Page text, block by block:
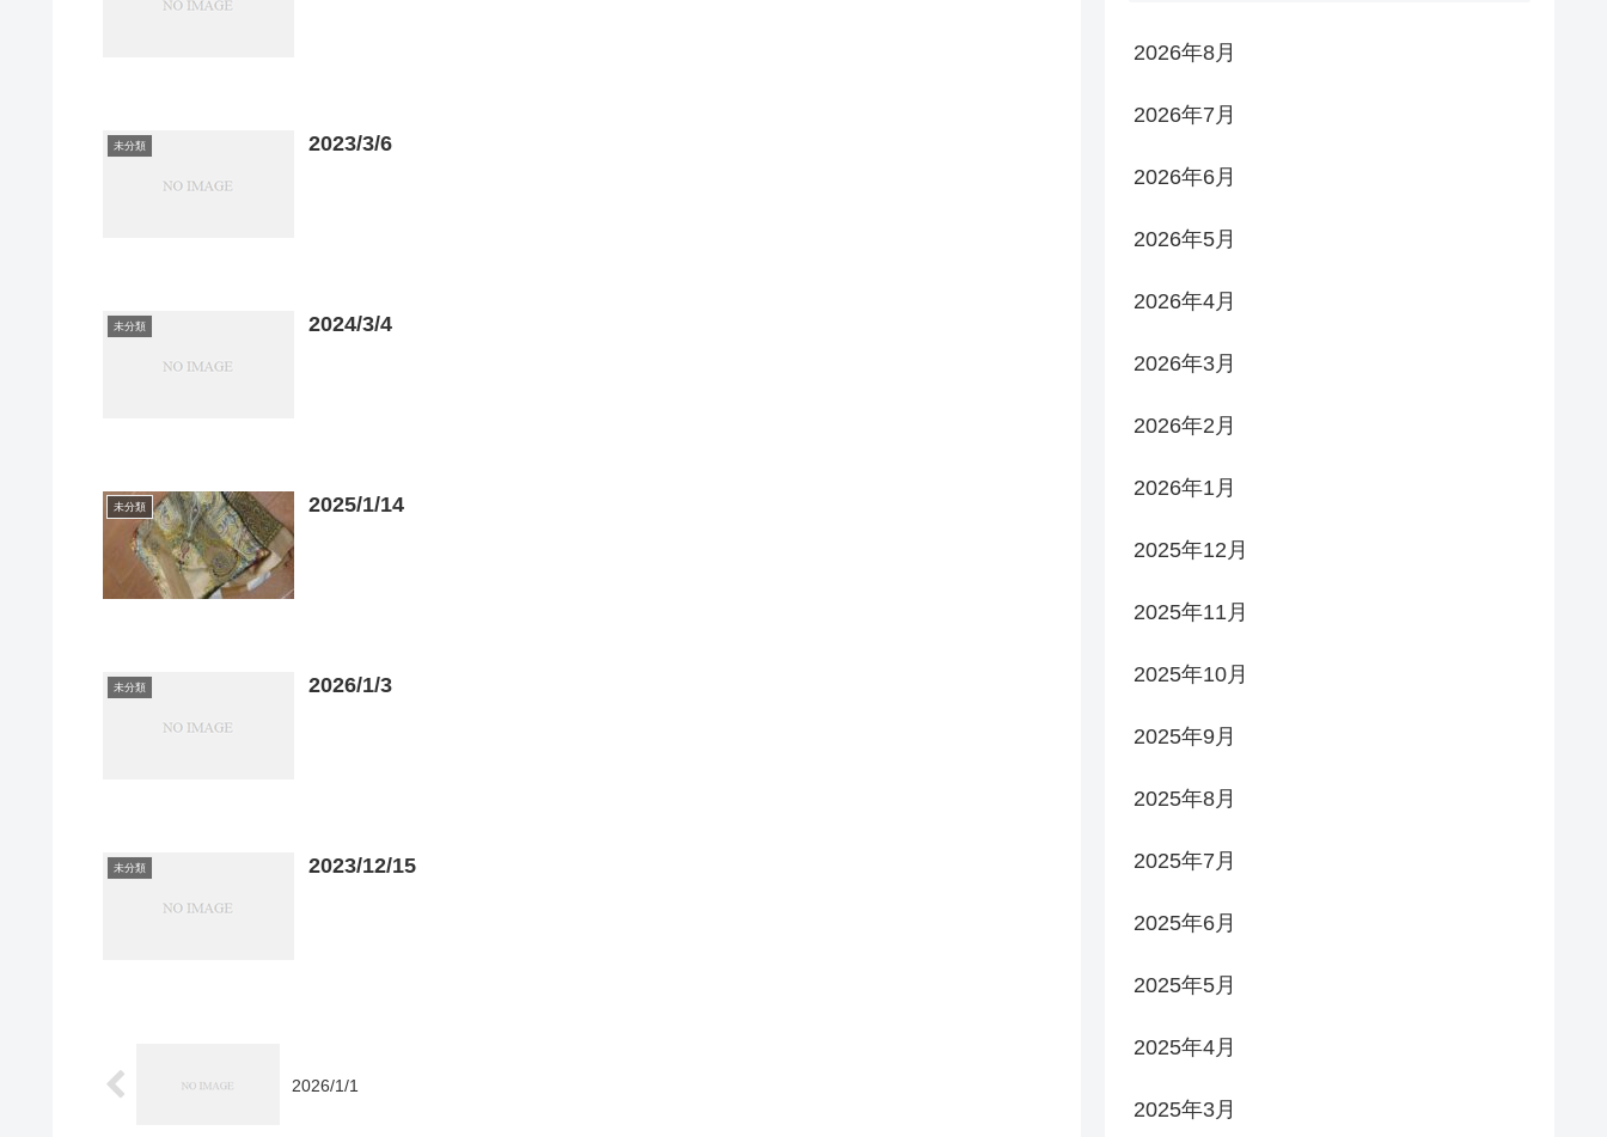
未分類 2023/3/6
未分類 2024/3/4
未分類 2025/1/14
未分類 2026/1/3
未分類 2023/12/15
2026/1/1
2026年8月
2026年7月
2026年6月
2026年5月
2026年4月
2026年3月
2026年2月
2026年1月
2025年12月
2025年11月
2025年10月
2025年9月
2025年8月
2025年7月
2025年6月
2025年5月
2025年4月
2025年3月